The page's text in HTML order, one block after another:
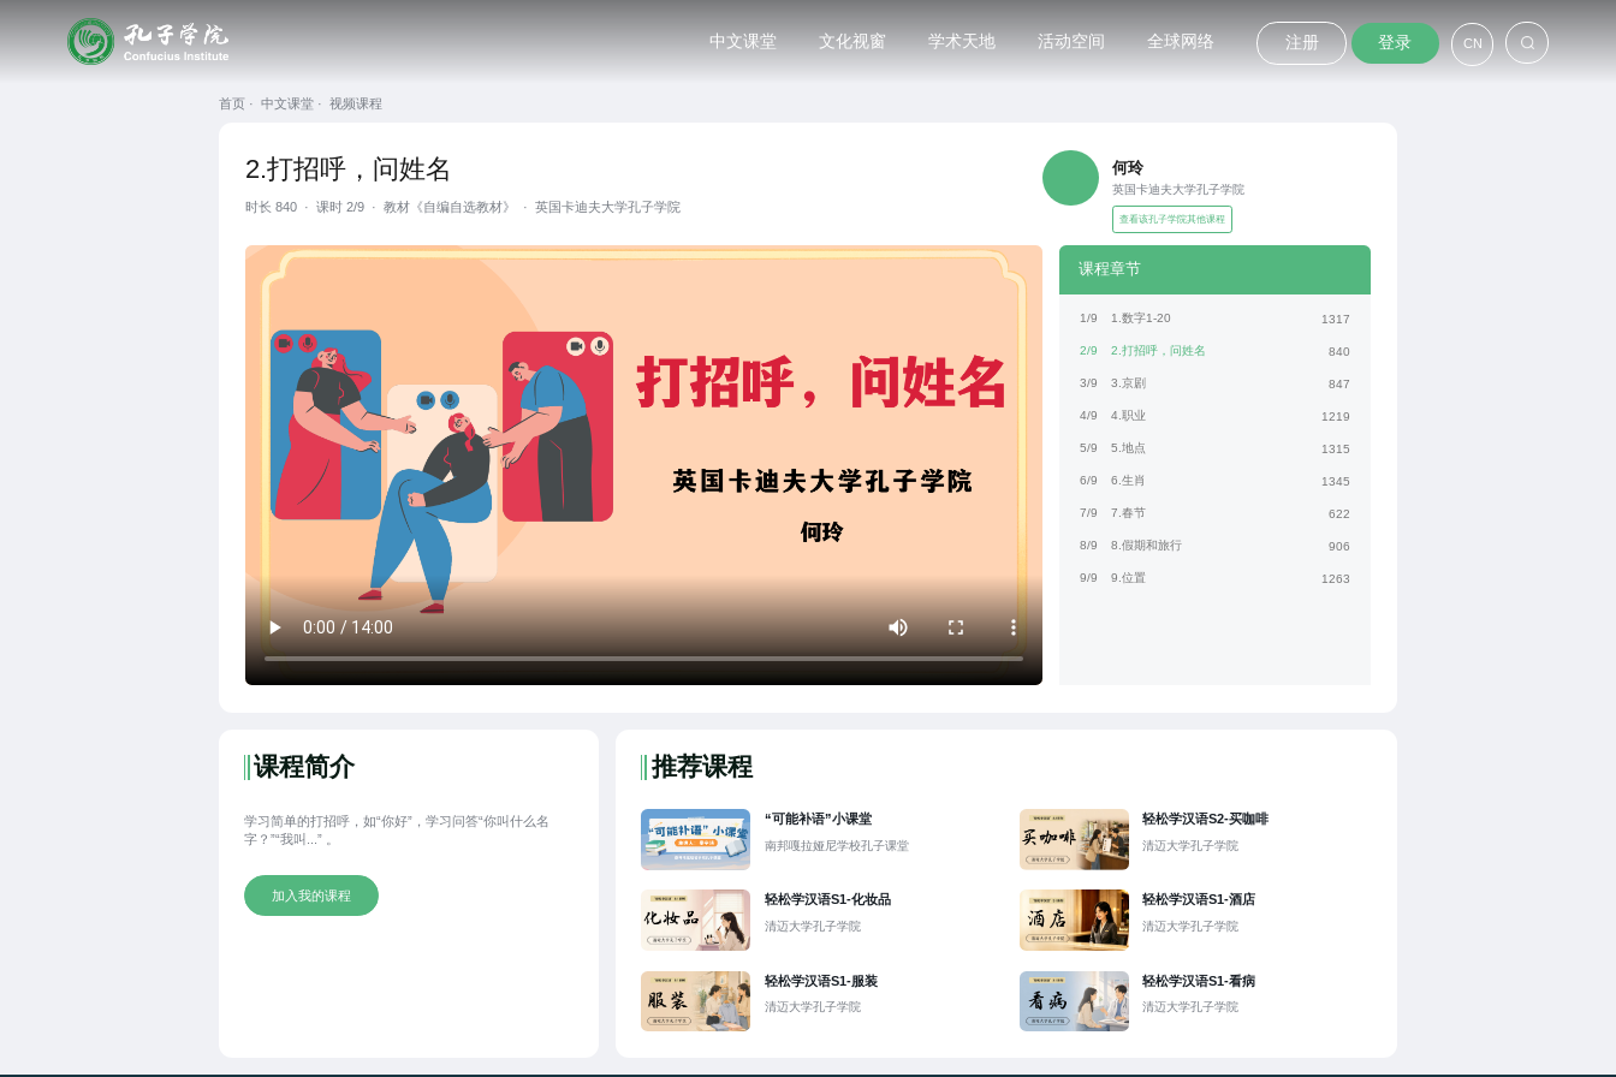
中文课堂 文化视窗 学术天地 活动空间 全球网络 注册 登录 CN
首页 · 中文课堂 · 视频课程
2.打招呼，问姓名
时长840 · 课时 2/9 · 教材《自编自选教材》 · 英国卡迪夫大学孔子学院
何玲
英国卡迪夫大学孔子学院
查看该孔子学院其他课程
课程章节
1/9 1.数字1-20 1317
2/9 2.打招呼，问姓名 840
3/9 3.京剧 847
4/9 4.职业 1219
5/9 5.地点 1315
6/9 6.生肖 1345
7/9 7.春节 622
8/9 8.假期和旅行 906
9/9 9.位置 1263
课程简介
学习简单的打招呼，如“你好”，学习问答“你叫什么名
字？”“我叫...” 。
加入我的课程
推荐课程
“可能补语”小课堂
南邦嘎拉娅尼学校孔子课堂
轻松学汉语S2-买咖啡
清迈大学孔子学院
轻松学汉语S1-化妆品
清迈大学孔子学院
轻松学汉语S1-酒店
清迈大学孔子学院
轻松学汉语S1-服装
清迈大学孔子学院
轻松学汉语S1-看病
清迈大学孔子学院